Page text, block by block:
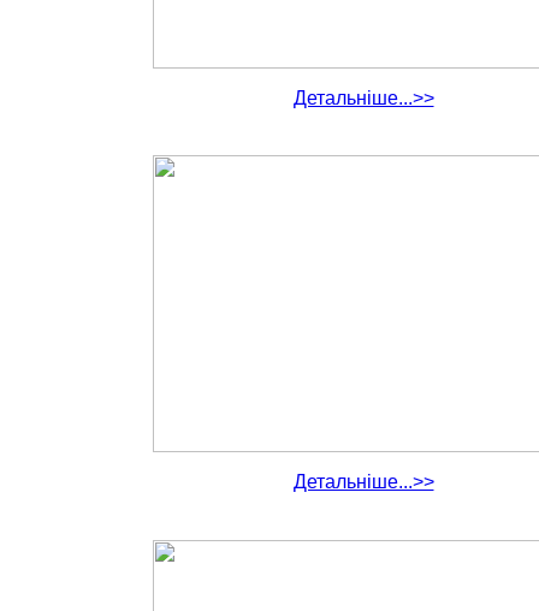
Детальніше...>>
Детальніше...>>